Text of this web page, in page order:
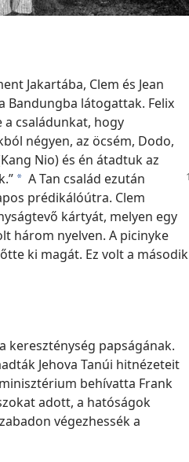
Jakartába, Clem és Jean
Bandungba látogattak. Felix
a családunkat, hogy
négyen, az öcsém, Dodo,
Nio) és én átadtuk az
a A Tan család ezután
prédikálóútra. Clem
kártyát, melyen egy
három nyelven. A picinyke
ki magát. Ez volt a második
kereszténység papságának.
Jehova Tanúi hitnézeteit
behívatta Frank
adott, a hatóságok
végezhessék a